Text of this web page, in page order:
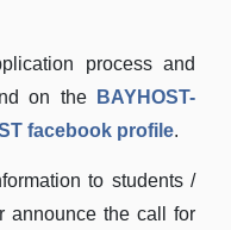
process and
on the
BAYHOST-
facebook profile.
to students /
announce the call for